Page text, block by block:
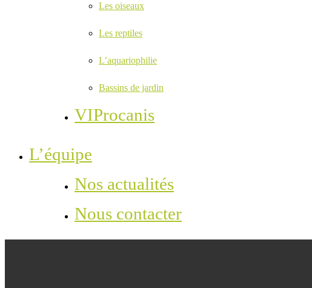
Les oiseaux
Les reptiles
L’aquariophilie
Bassins de jardin
VIProcanis
L’équipe
Nos actualités
Nous contacter